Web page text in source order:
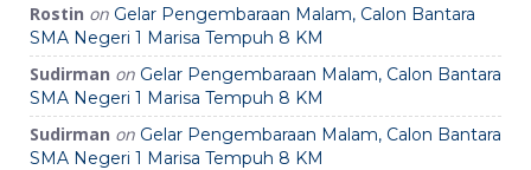
Rostin on Gelar Pengembaraan Malam, Calon Bantara
SMA Negeri 1 Marisa Tempuh 8 KM
Sudirman on Gelar Pengembaraan Malam, Calon Bantara
SMA Negeri 1 Marisa Tempuh 8 KM
Sudirman on Gelar Pengembaraan Malam, Calon Bantara
SMA Negeri 1 Marisa Tempuh 8 KM